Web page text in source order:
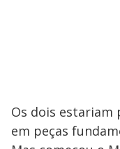
Os dois
em peças